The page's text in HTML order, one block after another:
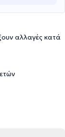
αλλαγές κατά